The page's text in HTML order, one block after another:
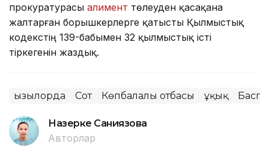
прокуратурасы алимент төлеуден қасақана
жалтарған борышкерлерге қатысты Қылмыстық
кодекстің 139-бабымен 32 қылмыстық істі
тіркегенін жаздық.
Қызылорда Сот Көпбалалы отбасы Құқық
Назерке Саниязова
Авторлар